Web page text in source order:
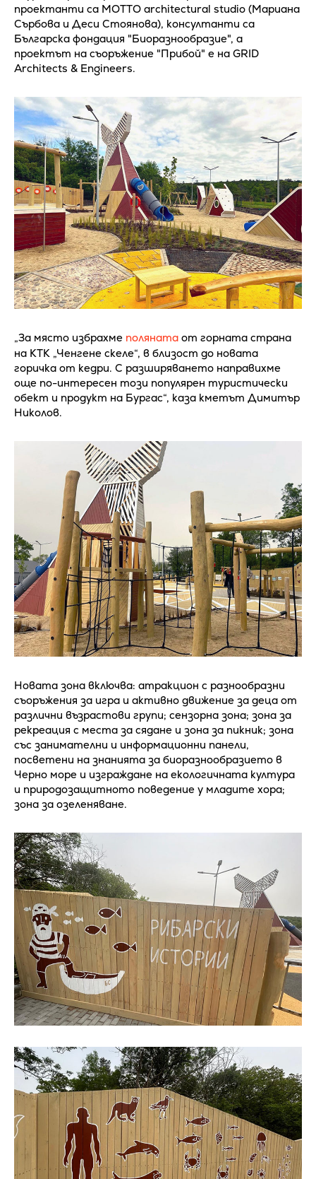
проектанти са MOTTO architectural studio (Мариана
Сърбова и Деси Стоянова), консултанти са
Българска фондация "Биоразнообразие", а
проектът на съоръжение "Прибой" е на GRID
Architects & Engineers.
„За място избрахме поляната от горната страна
на КТК „Ченгене скеле“, в близост до новата
горичка от кедри. С разширяването направихме
още по-интересен този популярен туристически
обект и продукт на Бургас“, каза кметът Димитър
Николов.
Новата зона включва: атракцион с разнообразни
съоръжения за игра и активно движение за деца от
различни възрастови групи; сензорна зона; зона за
рекреация с места за сядане и зона за пикник; зона
със занимателни и информационни панели,
посветени на знанията за биоразнообразието в
Черно море и изграждане на екологичната култура
и природозащитното поведение у младите хора;
зона за озеленяване.